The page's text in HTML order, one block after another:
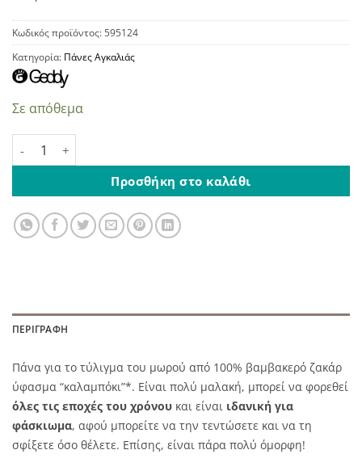
Κωδικός προϊόντος: 595124
Κατηγορία: Πάνες Αγκαλιάς
Σε απόθεμα
Πάνα Αγκαλιάς Καλαμπόκι Τετράγωνη Λευκό Σιέλ 85Χ85cm
Προσθήκη στο καλάθι
ΠΕΡΙΓΡΑΦΉ
Πάνα για το τύλιγμα του μωρού από 100% βαμβακερό ζακάρ
ύφασμα “καλαμπόκι”*. Είναι πολύ μαλακή, μπορεί να φορεθεί
όλες τις εποχές του χρόνου και είναι ιδανική για
φάσκιωμα, αφού μπορείτε να την τεντώσετε και να τη
σφίξετε όσο θέλετε. Επίσης, είναι πάρα πολύ όμορφη!